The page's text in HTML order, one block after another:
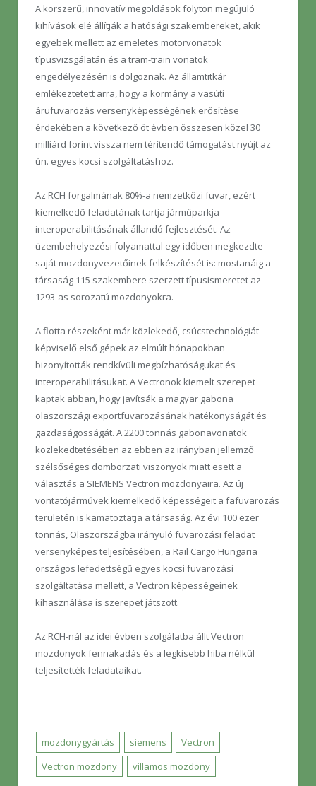
A korszerű, innovatív megoldások folyton megújuló
kihívások elé állítják a hatósági szakembereket, akik
egyebek mellett az emeletes motorvonatok
típusvizsgálatán és a tram-train vonatok
engedélyezésén is dolgoznak. Az államtitkár
emlékeztetett arra, hogy a kormány a vasúti
árufuvarozás versenyképességének erősítése
érdekében a következő öt évben összesen közel 30
milliárd forint vissza nem térítendő támogatást nyújt az
ún. egyes kocsi szolgáltatáshoz.
Az RCH forgalmának 80%-a nemzetközi fuvar, ezért
kiemelkedő feladatának tartja járműparkja
interoperabilitásának állandó fejlesztését. Az
üzembehelyezési folyamattal egy időben megkezdte
saját mozdonyvezetőinek felkészítését is: mostanáig a
társaság 115 szakembere szerzett típusismeretet az
1293-as sorozatú mozdonyokra.
A flotta részeként már közlekedő, csúcstechnológiát
képviselő első gépek az elmúlt hónapokban
bizonyították rendkívüli megbízhatóságukat és
interoperabilitásukat. A Vectronok kiemelt szerepet
kaptak abban, hogy javítsák a magyar gabona
olaszországi exportfuvarozásának hatékonyságát és
gazdaságosságát. A 2200 tonnás gabonavonatok
közlekedtetésében az ebben az irányban jellemző
szélsőséges domborzati viszonyok miatt esett a
választás a SIEMENS Vectron mozdonyaira. Az új
vontatójárművek kiemelkedő képességeit a fafuvarozás
területén is kamatoztatja a társaság. Az évi 100 ezer
tonnás, Olaszországba irányuló fuvarozási feladat
versenyképes teljesítésében, a Rail Cargo Hungaria
országos lefedettségű egyes kocsi fuvarozási
szolgáltatása mellett, a Vectron képességeinek
kihasználása is szerepet játszott.
Az RCH-nál az idei évben szolgálatba állt Vectron
mozdonyok fennakadás és a legkisebb hiba nélkül
teljesítették feladataikat.
mozdonygyártás siemens
Vectron
Vectron mozdony
villamos mozdony